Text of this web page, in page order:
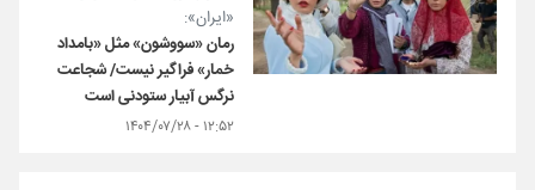
«ایران»:
رمان «سووشون» مثل «بامداد
خمار» فراگیر نیست/ شجاعت
نرگس آبیار ستودنی است
۱۲:۵۲ - ۱۴۰۴/۰۷/۲۸